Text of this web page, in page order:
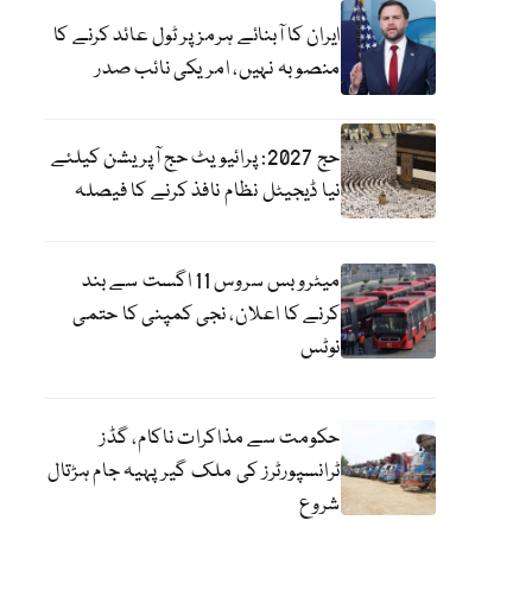
ایران کا آبنائے ہرمز پر ٹول عائد کرنے کا
منصوبہ نہیں، امریکی نائب صدر
حج 2027: پرائیویٹ حج آپریشن کیلئے
نیا ڈیجیٹل نظام نافذ کرنے کا فیصلہ
میٹرو بس سروس 11 اگست سے بند
کرنے کا اعلان، نجی کمپنی کا حتمی
نوٹس
حکومت سے مذاکرات ناکام، گڈز
ٹرانسپورٹرز کی ملک گیر پہیہ جام ہڑتال
شروع